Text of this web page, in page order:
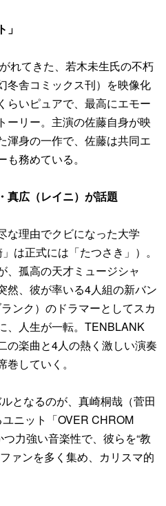
れてきた、若木未生氏の不朽
冬舎コミックス刊）を映像化
らいピュアで、最高にエモー
ーリー。主演の佐藤自身が映
渾身の一作で、佐藤は共同エ
務めている。
広（レイニ）が話題
な理由でクビになった大学
は正式には「たつさき」）。
、孤高の天才ミュージシャ
然、彼が率いる4人組の新バン
ンク）のドラマーとしてスカ
、人生が一転。TENBLANK
の楽曲と4人の熱く激しい演奏
していく。
となるのが、真崎桐哉（菅田
ニット「OVER CHROM
力強い音楽性で、彼らを“教
ァンを多く集め、カリスマ的